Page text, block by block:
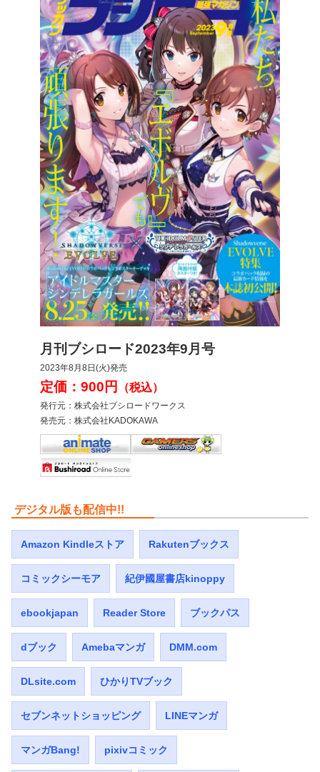
月刊ブシロード2023年9月号
2023年8月8日(火)発売
定価：900円 （税込）
発行元：株式会社ブシロードワークス
発売元：株式会社KADOKAWA
デジタル版も配信中!!
Amazon Kindleストア Rakutenブックス
コミックシーモア 紀伊國屋書店kinoppy
ebookjapan Reader Store ブックパス
dブック Amebaマンガ DMM.com
DLsite.com ひかりTVブック
セブンネットショッピング LINEマンガ
マンガBang! pixivコミック